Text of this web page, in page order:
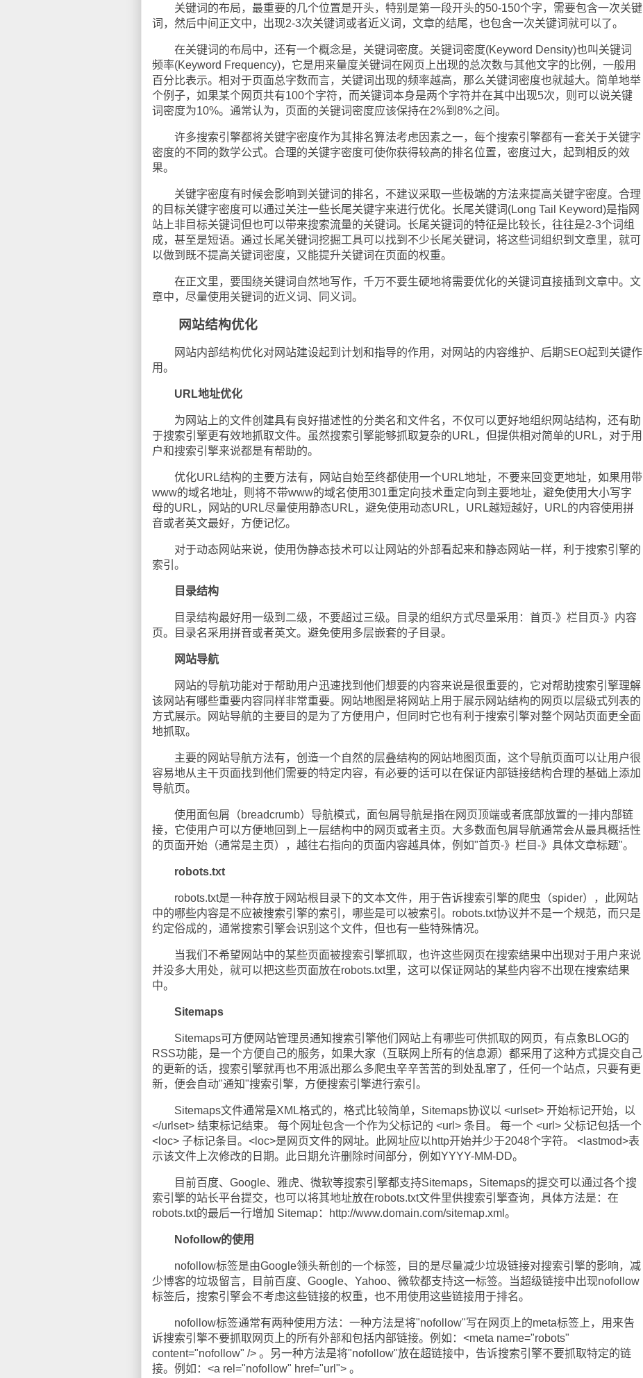
关键词的布局，最重要的几个位置是开头，特别是第一段开头的50-150个字，需要包含一次关键
词，然后中间正文中，出现2-3次关键词或者近义词，文章的结尾，也包含一次关键词就可以了。
在关键词的布局中，还有一个概念是，关键词密度。关键词密度(Keyword Density)也叫关键词
频率(Keyword Frequency)，它是用来量度关键词在网页上出现的总次数与其他文字的比例，一般用
百分比表示。相对于页面总字数而言，关键词出现的频率越高，那么关键词密度也就越大。简单地举
个例子，如果某个网页共有100个字符，而关键词本身是两个字符并在其中出现5次，则可以说关键
词密度为10%。通常认为，页面的关键词密度应该保持在2%到8%之间。
许多搜索引擎都将关键字密度作为其排名算法考虑因素之一，每个搜索引擎都有一套关于关键字
密度的不同的数学公式。合理的关键字密度可使你获得较高的排名位置，密度过大，起到相反的效
果。
关键字密度有时候会影响到关键词的排名，不建议采取一些极端的方法来提高关键字密度。合理
的目标关键字密度可以通过关注一些长尾关键字来进行优化。长尾关键词(Long Tail Keyword)是指网
站上非目标关键词但也可以带来搜索流量的关键词。长尾关键词的特征是比较长，往往是2-3个词组
成，甚至是短语。通过长尾关键词挖掘工具可以找到不少长尾关键词，将这些词组织到文章里，就可
以做到既不提高关键词密度，又能提升关键词在页面的权重。
在正文里，要围绕关键词自然地写作，千万不要生硬地将需要优化的关键词直接插到文章中。文
章中，尽量使用关键词的近义词、同义词。
网站结构优化
网站内部结构优化对网站建设起到计划和指导的作用，对网站的内容维护、后期SEO起到关键作
用。
URL地址优化
为网站上的文件创建具有良好描述性的分类名和文件名，不仅可以更好地组织网站结构，还有助
于搜索引擎更有效地抓取文件。虽然搜索引擎能够抓取复杂的URL，但提供相对简单的URL，对于用
户和搜索引擎来说都是有帮助的。
优化URL结构的主要方法有，网站自始至终都使用一个URL地址，不要来回变更地址，如果用带
www的域名地址，则将不带www的域名使用301重定向技术重定向到主要地址，避免使用大小写字
母的URL，网站的URL尽量使用静态URL，避免使用动态URL，URL越短越好，URL的内容使用拼
音或者英文最好，方便记忆。
对于动态网站来说，使用伪静态技术可以让网站的外部看起来和静态网站一样，利于搜索引擎的
索引。
目录结构
目录结构最好用一级到二级，不要超过三级。目录的组织方式尽量采用：首页-》栏目页-》内容
页。目录名采用拼音或者英文。避免使用多层嵌套的子目录。
网站导航
网站的导航功能对于帮助用户迅速找到他们想要的内容来说是很重要的，它对帮助搜索引擎理解
该网站有哪些重要内容同样非常重要。网站地图是将网站上用于展示网站结构的网页以层级式列表的
方式展示。网站导航的主要目的是为了方便用户，但同时它也有利于搜索引擎对整个网站页面更全面
地抓取。
主要的网站导航方法有，创造一个自然的层叠结构的网站地图页面，这个导航页面可以让用户很
容易地从主干页面找到他们需要的特定内容，有必要的话可以在保证内部链接结构合理的基础上添加
导航页。
使用面包屑（breadcrumb）导航模式，面包屑导航是指在网页顶端或者底部放置的一排内部链
接，它使用户可以方便地回到上一层结构中的网页或者主页。大多数面包屑导航通常会从最具概括性
的页面开始（通常是主页），越往右指向的页面内容越具体，例如"首页-》栏目-》具体文章标题"。
robots.txt
robots.txt是一种存放于网站根目录下的文本文件，用于告诉搜索引擎的爬虫（spider），此网站
中的哪些内容是不应被搜索引擎的索引，哪些是可以被索引。robots.txt协议并不是一个规范，而只是
约定俗成的，通常搜索引擎会识别这个文件，但也有一些特殊情况。
当我们不希望网站中的某些页面被搜索引擎抓取，也许这些网页在搜索结果中出现对于用户来说
并没多大用处，就可以把这些页面放在robots.txt里，这可以保证网站的某些内容不出现在搜索结果
中。
Sitemaps
Sitemaps可方便网站管理员通知搜索引擎他们网站上有哪些可供抓取的网页，有点象BLOG的
RSS功能，是一个方便自己的服务，如果大家（互联网上所有的信息源）都采用了这种方式提交自己
的更新的话，搜索引擎就再也不用派出那么多爬虫辛辛苦苦的到处乱窜了，任何一个站点，只要有更
新，便会自动"通知"搜索引擎，方便搜索引擎进行索引。
Sitemaps文件通常是XML格式的，格式比较简单，Sitemaps协议以 <urlset> 开始标记开始，以
</urlset> 结束标记结束。 每个网址包含一个作为父标记的 <url> 条目。 每一个 <url> 父标记包括一个
<loc> 子标记条目。<loc>是网页文件的网址。此网址应以http开始并少于2048个字符。 <lastmod>表
示该文件上次修改的日期。此日期允许删除时间部分，例如YYYY-MM-DD。
目前百度、Google、雅虎、微软等搜索引擎都支持Sitemaps，Sitemaps的提交可以通过各个搜
索引擎的站长平台提交，也可以将其地址放在robots.txt文件里供搜索引擎查询，具体方法是：在
robots.txt的最后一行增加 Sitemap：http://www.domain.com/sitemap.xml。
Nofollow的使用
nofollow标签是由Google领头新创的一个标签，目的是尽量减少垃圾链接对搜索引擎的影响，减
少博客的垃圾留言，目前百度、Google、Yahoo、微软都支持这一标签。当超级链接中出现nofollow
标签后，搜索引擎会不考虑这些链接的权重，也不用使用这些链接用于排名。
nofollow标签通常有两种使用方法：一种方法是将"nofollow"写在网页上的meta标签上，用来告
诉搜索引擎不要抓取网页上的所有外部和包括内部链接。例如：<meta name="robots"
content="nofollow" /> 。另一种方法是将"nofollow"放在超链接中，告诉搜索引擎不要抓取特定的链
接。例如：<a rel="nofollow" href="url"> 。